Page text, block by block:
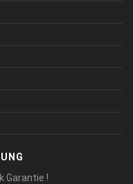
Garantie !